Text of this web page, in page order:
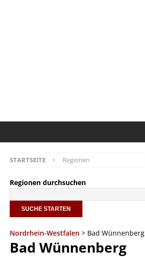
STARTSEITE Regionen
Regionen durchsuchen
Nordrhein-Westfalen > Bad Wünnenberg
Bad Wünnenberg